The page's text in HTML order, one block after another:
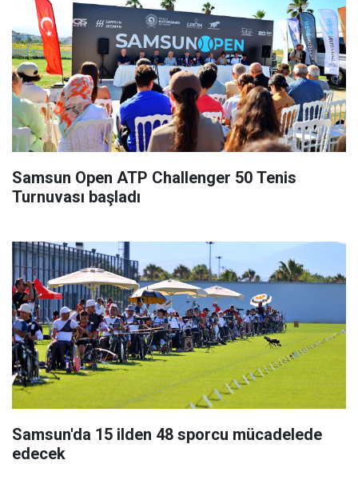
Samsun Open ATP Challenger 50 Tenis
Turnuvası başladı
Samsun'da 15 ilden 48 sporcu mücadelede
edecek